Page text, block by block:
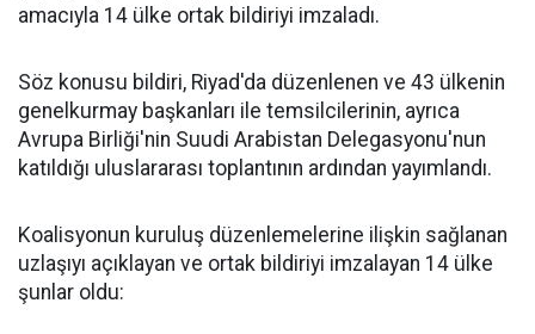
amacıyla 14 ülke ortak bildiriyi imzaladı.
Söz konusu bildiri, Riyad'da düzenlenen ve 43 ülkenin
genelkurmay başkanları ile temsilcilerinin, ayrıca
Avrupa Birliği'nin Suudi Arabistan Delegasyonu'nun
katıldığı uluslararası toplantının ardından yayımlandı.
Koalisyonun kuruluş düzenlemelerine ilişkin sağlanan
uzlaşıyı açıklayan ve ortak bildiriyi imzalayan 14 ülke
şunlar oldu: